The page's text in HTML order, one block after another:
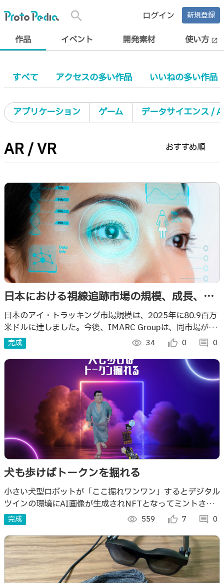
search ログイン 新規登録
作品 イベント 開発素材 使い方 open_in_new
すべて アクセスの多い作品 いいねの多い作品
アプリケーション ゲーム データサイエンス /
AR / VR おすすめ順
日本における視線追跡市場の規模、成長、動
向、需要に関するレポート（2026年～2034
年）
日本のアイ・トラッキング市場規模は、2025年に80.9百万
米ドルに達しました。今後、IMARC Groupは、同市場が
2034年までに768.3百万米ドルに達し、2026年から2034
年にかけて年平
完成 visibility 34 thumb_up_alt 0 comment 0
犬も歩けばトークンを掘れる
小さい犬型ロボットが「ここ掘れワンワン」するとデジタル
ツインの環境にAI画像が生成されNFTとなってミントされ
るというメディアアート作品
完成 visibility 559 thumb_up_alt 7 comment 0